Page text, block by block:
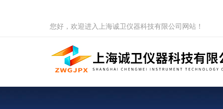
您好，欢迎进入上海诚卫仪器科技有限公司网站！